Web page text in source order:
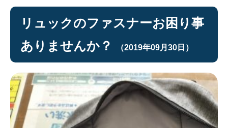
リュックのファスナーお困り事
ありませんか？
（2019年09月30日）